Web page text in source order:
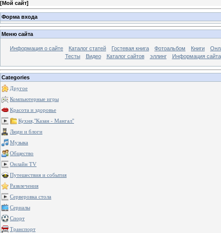
[Мой сайт]
Форма входа
Меню сайта
Информация о сайте Каталог статей Гостевая книга Фотоальбом Книги
Тесты
Видео Каталог сайтов эллинг Информация сайта
Categories
Другое
Компьютерные игры
Красота и здоровье
Кухня,"Казан - Мангал"
Люди и блоги
Музыка
Общество
Онлайн TV
Путешествия и события
Развлечения
Серверовка стола
Сериалы
Спорт
Транспорт